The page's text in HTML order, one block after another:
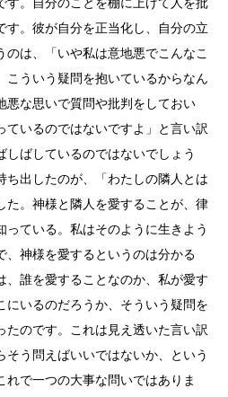
す。彼が自分を正当化し、自分の立
は、「いや私は意地悪でこんなこ
こういう疑問を抱いているからなん
悪な思いで質問や批判をしておい
ているのではないですよ」と言い訳
しばしているのではないでしょう
ち出したのが、「わたしの隣人とは
た。神様と隣人を愛することが、律
ている。私はそのように生きよう
、神様を愛するというのは分かる
、誰を愛することなのか、私が愛す
にいるのだろうか、そういう疑問を
たのです。これは見え透いた言い訳
そう問えばいいではないか、という
れで一つの大事な問いではありま